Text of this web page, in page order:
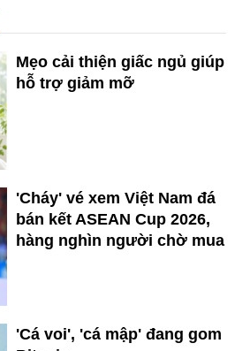
Mẹo cải thiện giấc ngủ giúp
hỗ trợ giảm mỡ
'Cháy' vé xem Việt Nam đá
bán kết ASEAN Cup 2026,
hàng nghìn người chờ mua
'Cá voi', 'cá mập' đang gom